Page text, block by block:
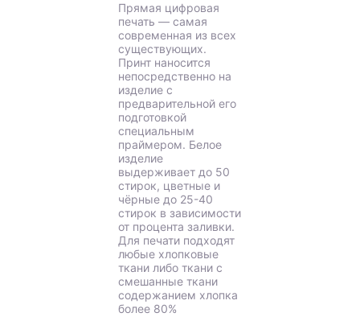
Прямая цифровая
печать — самая
современная из всех
существующих.
Принт наносится
непосредственно на
изделие с
предварительной его
подготовкой
специальным
праймером. Белое
изделие
выдерживает до 50
стирок, цветные и
чёрные до 25-40
стирок в зависимости
от процента заливки.
Для печати подходят
любые хлопковые
ткани либо ткани с
смешанные ткани
содержанием хлопка
более 80%